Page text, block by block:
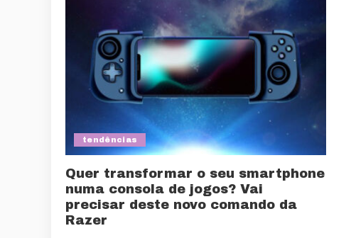
tendências
Quer transformar o seu smartphone
numa consola de jogos? Vai
precisar deste novo comando da
Razer